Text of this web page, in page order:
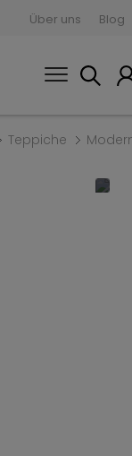
Über uns Blog
Teppiche